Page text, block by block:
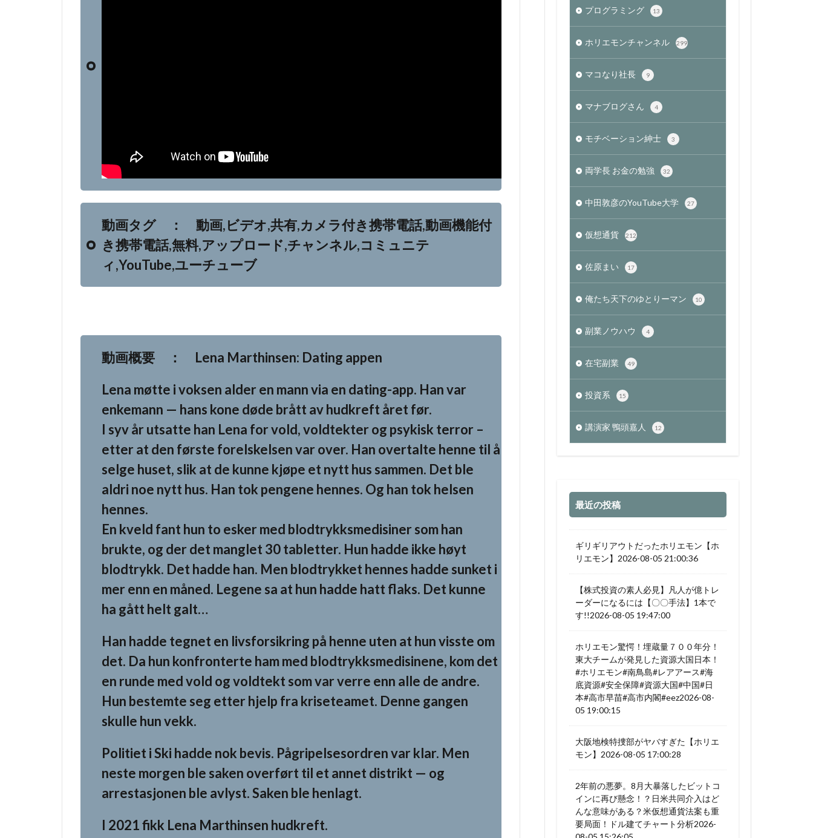
動画タグ ： 動画,ビデオ,共有,カメラ付き携帯電話,動画機能付
き携帯電話,無料,アップロード,チャンネル,コミュニテ
ィ,YouTube,ユーチューブ
動画概要 ： Lena Marthinsen: Dating appen
Lena møtte i voksen alder en mann via en dating-app. Han var
enkemann — hans kone døde brått av hudkreft året før.
I syv år utsatte han Lena for vold, voldtekter og psykisk terror –
etter at den første forelskelsen var over. Han overtalte henne til å
selge huset, slik at de kunne kjøpe et nytt hus sammen. Det ble
aldri noe nytt hus. Han tok pengene hennes. Og han tok helsen
hennes.
En kveld fant hun to esker med blodtrykksmedisiner som han
brukte, og der det manglet 30 tabletter. Hun hadde ikke høyt
blodtrykk. Det hadde han. Men blodtrykket hennes hadde sunket i
mer enn en måned. Legene sa at hun hadde hatt flaks. Det kunne
ha gått helt galt…
Han hadde tegnet en livsforsikring på henne uten at hun visste om
det. Da hun konfronterte ham med blodtrykksmedisinene, kom det
en runde med vold og voldtekt som var verre enn alle de andre.
Hun bestemte seg etter hjelp fra kriseteamet. Denne gangen
skulle hun vekk.
Politiet i Ski hadde nok bevis. Pågripelsesordren var klar. Men
neste morgen ble saken overført til et annet distrikt — og
arrestasjonen ble avlyst. Saken ble henlagt.
I 2021 fikk Lena Marthinsen hudkreft.
プログラミング 13
ホリエモンチャンネル 299
マコなり社長 9
マナブログさん 4
モチベーション紳士 3
両学長 お金の勉強 32
中田敦彦のYouTube大学 27
仮想通貨 212
佐原まい 17
俺たち天下のゆとりーマン 10
副業ノウハウ 4
在宅副業 49
投資系 15
講演家 鴨頭嘉人 12
最近の投稿
ギリギリアウトだったホリエモン【ホ
リエモン】2026-08-05 21:00:36
【株式投資の素人必見】凡人が億トレ
ーダーになるには【〇〇手法】1本で
す!!2026-08-05 19:47:00
ホリエモン驚愕！埋蔵量７００年分！
東大チームが発見した資源大国日本！
#ホリエモン#南鳥島#レアアース#海
底資源#安全保障#資源大国#中国#日
本#高市早苗#高市内閣#eez2026-08-
05 19:00:15
大阪地検特捜部がヤバすぎた【ホリエ
モン】2026-08-05 17:00:28
2年前の悪夢。8月大暴落したビットコ
インに再び懸念！？日米共同介入はど
んな意味がある？米仮想通貨法案も重
要局面！ドル建てチャート分析2026-